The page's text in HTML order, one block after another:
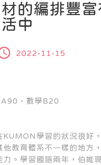
的編排豐
中
2022-11-15
A90、數學B20
KUMON學習的狀況很好
教育體系不一樣的地方
力。學習國語兩年，伯維